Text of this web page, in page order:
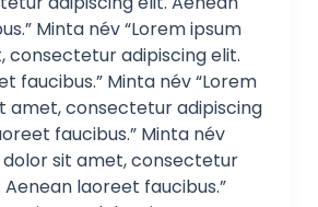
Minta név “Lorem ipsum
consectetur adipiscing elit.
faucibus.” Minta név “Lorem
amet, consectetur adipiscing
faucibus.” Minta név
dolor sit amet, consectetur
laoreet faucibus.”